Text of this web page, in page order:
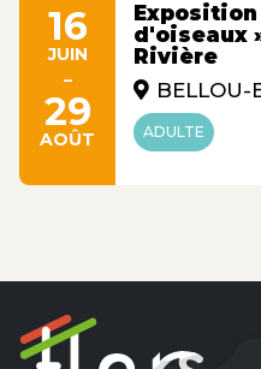
16
JUIN
-
29
AOÛT
d'oiseaux
Rivière
BELLOU-
ADULTE